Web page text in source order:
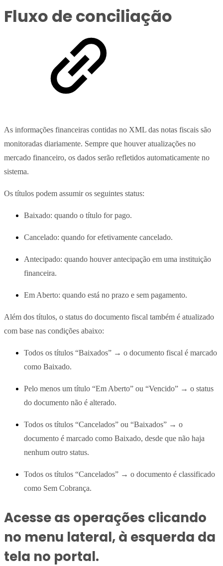
Fluxo de conciliação
As informações financeiras contidas no XML das notas fiscais são
monitoradas diariamente. Sempre que houver atualizações no
mercado financeiro, os dados serão refletidos automaticamente no
sistema.
Os títulos podem assumir os seguintes status:
Baixado: quando o título for pago.
Cancelado: quando for efetivamente cancelado.
Antecipado: quando houver antecipação em uma instituição
financeira.
Em Aberto: quando está no prazo e sem pagamento.
Além dos títulos, o status do documento fiscal também é atualizado
com base nas condições abaixo:
Todos os títulos “Baixados” → o documento fiscal é marcado
como Baixado.
Pelo menos um título “Em Aberto” ou “Vencido” → o status
do documento não é alterado.
Todos os títulos “Cancelados” ou “Baixados” → o
documento é marcado como Baixado, desde que não haja
nenhum outro status.
Todos os títulos “Cancelados” → o documento é classificado
como Sem Cobrança.
Acesse as operações clicando
no menu lateral, à esquerda da
tela no portal.